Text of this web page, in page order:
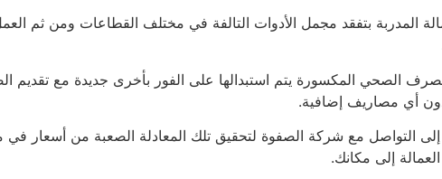
المدربة بتفقد مجمل الأدوات التالفة في مختلف القطاعات ومن ثم
الصحي المكسورة يتم استبدالها على الفور بأخرى جديدة مع تقديم
دون أي مصاريف إضافية.
التواصل مع شركة الصفوة لتحقيق تلك المعادلة الصعبة من أسعار في
إلى مكانك.